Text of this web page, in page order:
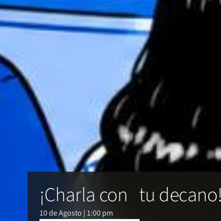
¡Charla con tu
10 de Agosto | 1:00 pm